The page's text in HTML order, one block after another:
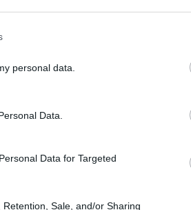
personal data.
Data.
Data for Targeted
Sale, and/or Sharing
εξυπηρέτησης
κέντρα των
συναλλασσόμενων
Οι εταιρίες-μέλη
κατά 15% σε
10 ημερών, και
ο μέσος χρόνος
έτους.